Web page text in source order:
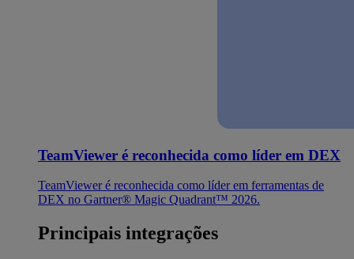
TeamViewer é reconhecida como líder em DEX
TeamViewer é reconhecida como líder em ferramentas de
DEX no Gartner® Magic Quadrant™ 2026.
Principais integrações